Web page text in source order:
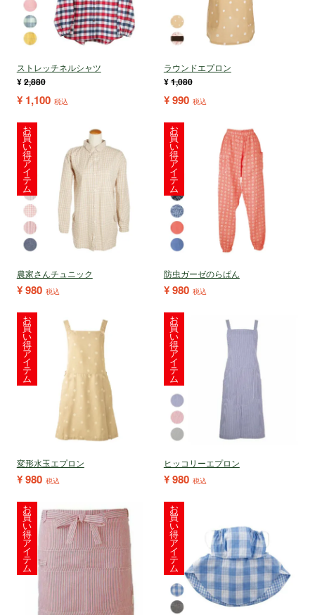
ストレッチネルシャツ
¥2,880
¥ 1,100 税込
ラウンドエプロン
¥1,080
¥990 税込
お
買
い
得
ア
イ
テ
ム
農家さんチュニック
¥980 税込
お
買
い
得
ア
イ
テ
ム
防虫ガーゼのらぱん
¥980 税込
お
買
い
得
ア
イ
テ
ム
変形水玉エプロン
¥980 税込
お
買
い
得
ア
イ
テ
ム
ヒッコリーエプロン
¥980 税込
お
買
い
得
ア
イ
テ
ム
お
買
い
得
ア
イ
テ
ム